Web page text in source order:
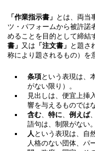
「作業指示書」 とは、両当
ツ・パフォームから被許諾
めることを目的として締結
書」 又は 「注文書」 と題さ
称により題されるもの）を
条項という表現は、
がない限り）。
見出しは、便宜上挿
響を与えるものでは
含む
特に 例えば
語句は、制限がない。
人 という表現は、自
人格のない団体、パ